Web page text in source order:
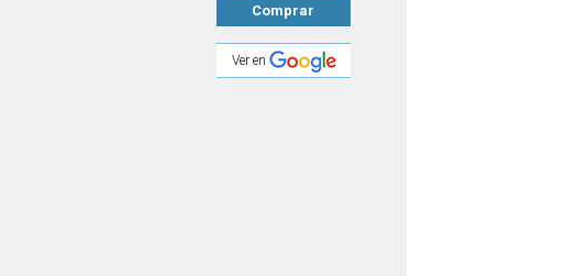
Comprar
Ver en